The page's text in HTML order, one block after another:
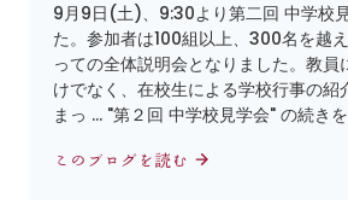
9月9日(土)、9:30より第二回 中学校
た。参加者は100組以上、300名を越
っての全体説明会となりました。教員
けでなく、在校生による学校行事の紹
まっ … "第２回 中学校見学会" の続き
このブログを読む